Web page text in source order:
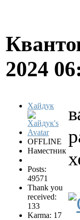
2024
Хайдук
OFFLINE
Наместник
Posts:
49571
Thank you
received:
133
Karma: 17